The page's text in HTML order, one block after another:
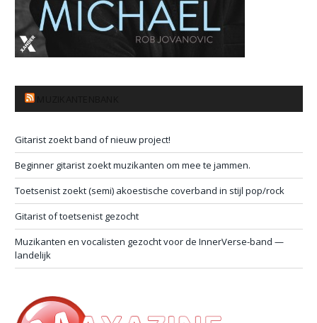
Gitarist zoekt band of nieuw project!
Beginner gitarist zoekt muzikanten om mee te jammen.
Toetsenist zoekt (semi) akoestische coverband in stijl pop/rock
Gitarist of toetsenist gezocht
Muzikanten en vocalisten gezocht voor de InnerVerse-band —
landelijk